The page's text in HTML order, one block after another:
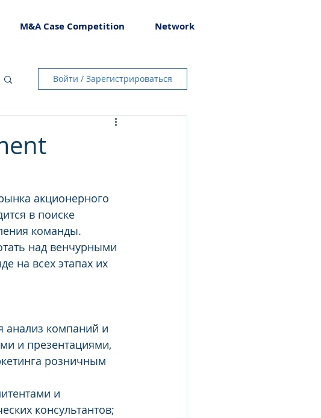
M&A Case Competition Network
Войти / Зарегистрироваться
акционерного
в поиске
команды.
над венчурными
на всех этапах их
анализ компаний и
и презентациями,
розничным
и
консультантов;